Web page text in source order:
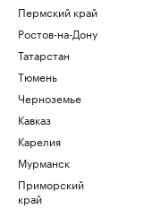
Пермский край
Ростов-на-Дону
Татарстан
Тюмень
Черноземье
Кавказ
Карелия
Мурманск
Приморский
край